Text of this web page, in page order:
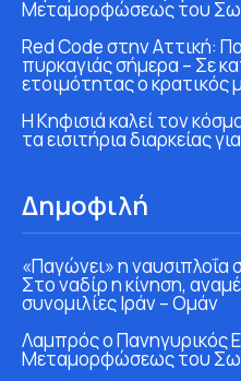
Μεταμορφώσεως του
Red Code στην Αττική:
πυρκαγιάς σήμερα – Σε
ετοιμότητας ο κρατικός
Η Κηφισιά καλεί τον
τα εισιτήρια διαρκείας
Δημοφιλή
«Παγώνει» η
Στο ναδίρ η κίνηση,
συνομιλίες Ιράν – Ομάν
Λαμπρός ο Πανηγυρικός
Μεταμορφώσεως του